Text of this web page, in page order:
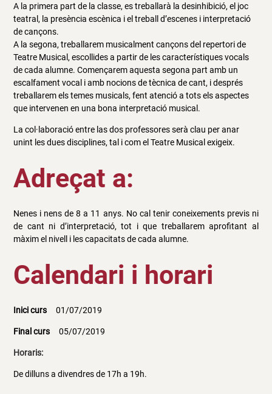
A la primera part de la classe, es treballarà la desinhibició, el joc
teatral, la presència escènica i el treball d’escenes i interpretació
de cançons.
A la segona, treballarem musicalment cançons del repertori de
Teatre Musical, escollides a partir de les característiques vocals
de cada alumne. Començarem aquesta segona part amb un
escalfament vocal i amb nocions de tècnica de cant, i després
treballarem els temes musicals, fent atenció a tots els aspectes
que intervenen en una bona interpretació musical.
La col·laboració entre las dos professores serà clau per anar
unint les dues disciplines, tal i com el Teatre Musical exigeix.
Adreçat a:
Nenes i nens de 8 a 11 anys. No cal tenir coneixements previs ni
de cant ni d’interpretació, tot i que treballarem aprofitant al
màxim el nivell i les capacitats de cada alumne.
Calendari i horari
Inici curs 01/07/2019
Final curs 05/07/2019
Horaris:
De dilluns a divendres de 17h a 19h.